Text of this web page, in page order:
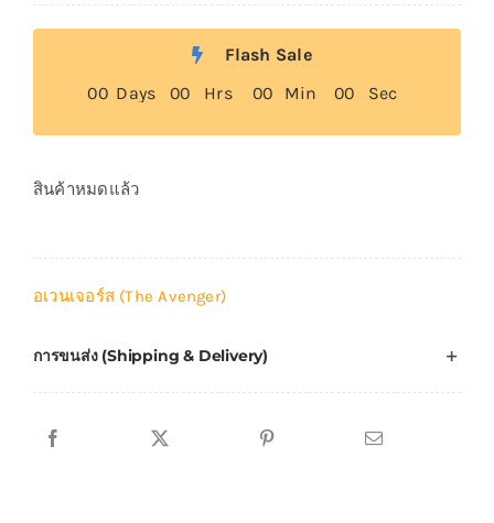
Flash Sale
00 Days 00 Hrs 00 Min 00 Sec
สินค้าหมดแล้ว
อเวนเจอร์ส (The Avenger)
การขนส่ง (Shipping & Delivery)